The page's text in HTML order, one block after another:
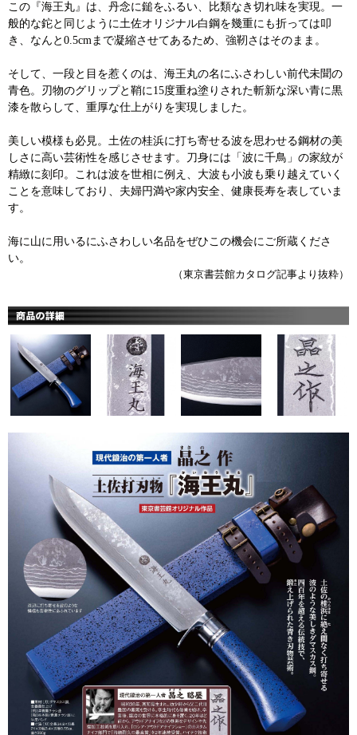
この『海王丸』は、丹念に鎚をふるい、比類なき切れ味を実現。一
般的な鉈と同じように土佐オリジナル白鋼を幾重にも折っては叩
き、なんと0.5cmまで凝縮させてあるため、強靭さはそのまま。
そして、一段と目を惹くのは、海王丸の名にふさわしい前代未聞の
青色。刃物のグリップと鞘に15度重ね塗りされた斬新な深い青に黒
漆を散らして、重厚な仕上がりを実現しました。
美しい模様も必見。土佐の桂浜に打ち寄せる波を思わせる鋼材の美
しさに高い芸術性を感じさせます。刀身には「波に千鳥」の家紋が
精緻に刻印。これは波を世相に例え、大波も小波も乗り越えていく
ことを意味しており、夫婦円満や家内安全、健康長寿を表していま
す。
海に山に用いるにふさわしい名品をぜひこの機会にご所蔵くださ
い。
（東京書芸館カタログ記事より抜粋）